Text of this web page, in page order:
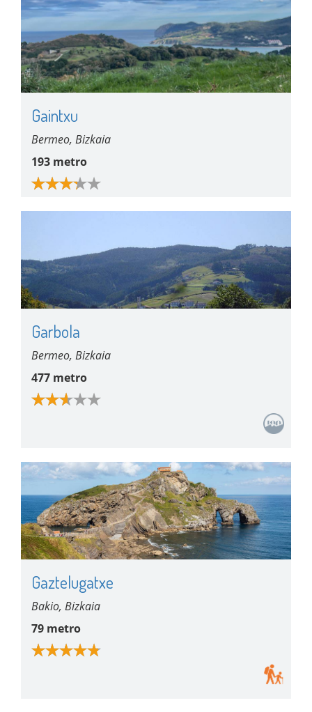
Gaintxu
Bermeo, Bizkaia
193 metro
Garbola
Bermeo, Bizkaia
477 metro
Gaztelugatxe
Bakio, Bizkaia
79 metro